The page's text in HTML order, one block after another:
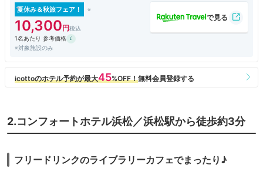
夏休み＆秋旅フェア！
10,300
1名あたり 参考価格
※対象施設のみ
2.コンフォートホテル浜松／浜松駅から徒歩約3分
フリードリンクのライブラリーカフェでまったり♪